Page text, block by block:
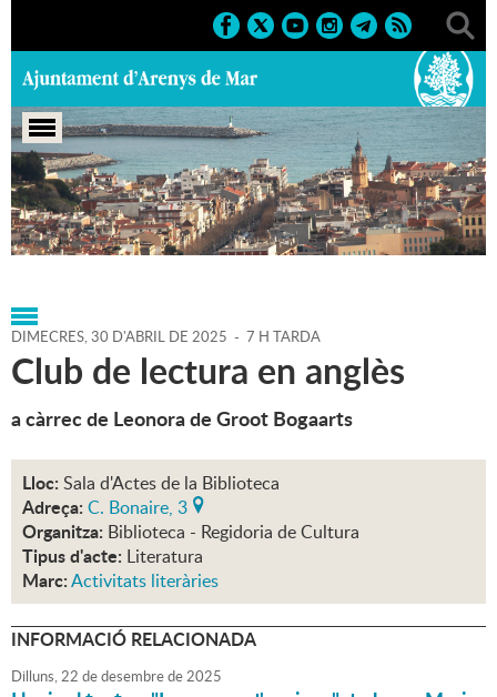
Portada > Agenda > 30-04-
2025 > Marcs > Culturals > 2025 > Activitats literàries
DIMECRES,30 D'ABRIL DE 2025 - 7 H TARDA
Club de lectura en anglès
a càrrec de Leonora de Groot Bogaarts
Lloc: Sala d'Actes de la Biblioteca
Adreça: C. Bonaire, 3
Organitza: Biblioteca - Regidoria de Cultura
Tipus d'acte: Literatura
Marc:Activitats literàries
INFORMACIÓ RELACIONADA
Dilluns,22 dedesembrede2025